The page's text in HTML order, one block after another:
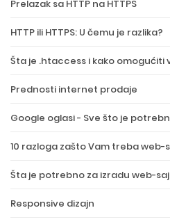
Prelazak sa HTTP na HTTPS
HTTP ili HTTPS: U čemu je razlika?
Šta je .htaccess i kako omogućiti
Prednosti internet prodaje
Google oglasi - Sve što je
10 razloga zašto Vam treba web-
Šta je potrebno za izradu web-
Responsive dizajn